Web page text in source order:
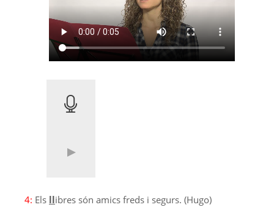
4: Els llibres són amics freds i segurs. (Hugo)